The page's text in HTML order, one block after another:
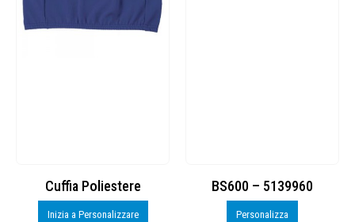
Cuffia Poliestere
Inizia a Personalizzare
BS600 – 5139960
Personalizza